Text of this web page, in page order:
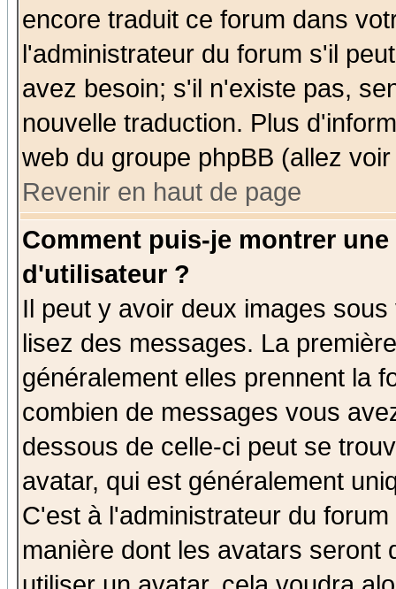
encore traduit ce forum dans
l'administrateur du forum s'il
avez besoin; s'il n'existe pas,
nouvelle traduction. Plus
web du groupe phpBB (allez
Revenir en haut de page
Comment puis-je montrer
d'utilisateur ?
Il peut y avoir deux images
lisez des messages. La
généralement elles prennent la
combien de messages vous
dessous de celle-ci peut se
avatar, qui est généralement
C'est à l'administrateur du
manière dont les avatars seront